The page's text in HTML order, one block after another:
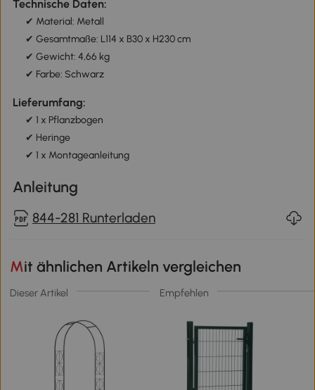
Technische Daten:
✔ Material: Metall
✔ Gesamtmaße: L114 x B30 x H230 cm
✔ Gewicht: 4,66 kg
✔ Farbe: Schwarz
Lieferumfang:
✔ 1 x Pflanzbogen
✔ Heringe
✔ 1 x Montageanleitung
Anleitung
844-281 Runterladen
Mit ähnlichen Artikeln vergleichen
Dieser Artikel Empfehlen